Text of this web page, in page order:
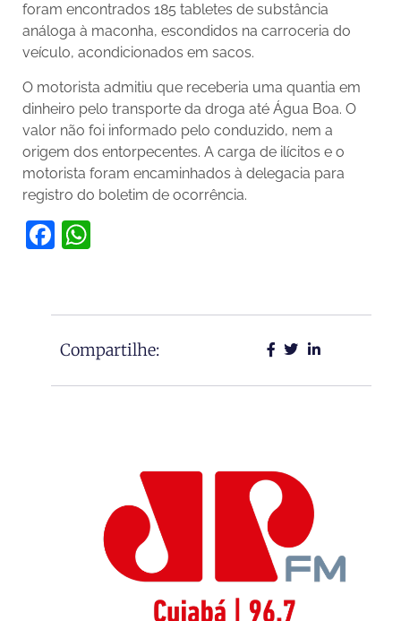
foram encontrados 185 tabletes de substância
análoga à maconha, escondidos na carroceria do
veículo, acondicionados em sacos.
O motorista admitiu que receberia uma quantia em
dinheiro pelo transporte da droga até Água Boa. O
valor não foi informado pelo conduzido, nem a
origem dos entorpecentes. A carga de ilícitos e o
motorista foram encaminhados à delegacia para
registro do boletim de ocorrência.
Facebook
Compartilhe: